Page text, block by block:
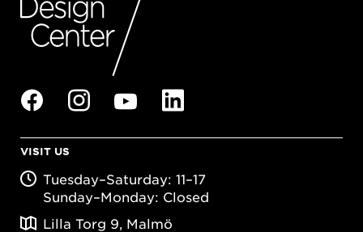
VISIT US
Tuesday–Saturday: 11–17
Sunday–Monday: Closed
Lilla Torg 9, Malmö